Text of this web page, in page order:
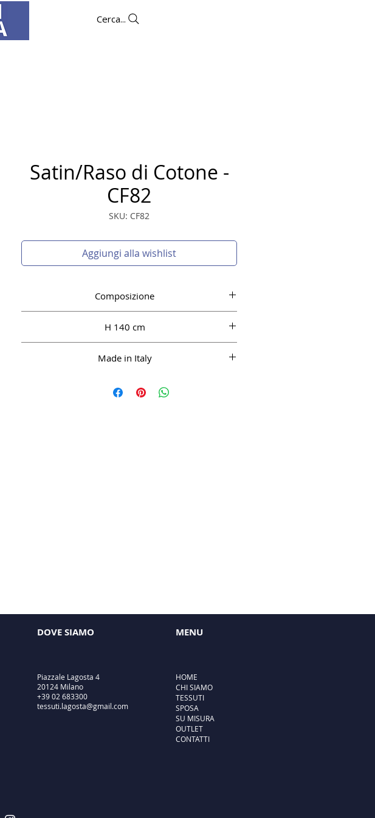
Cerca...
Satin/Raso di Cotone -
CF82
SKU: CF82
Aggiungi alla wishlist
Composizione
H 140 cm
Made in Italy
DOVE SIAMO
Piazzale Lagosta 4
20124 Milano
+39 02 683300
tessuti.lagosta@gmail.com
MENU
HOME
CHI SIAMO
TESSUTI
SPOSA
SU MISURA
OUTLET
CONTATTI